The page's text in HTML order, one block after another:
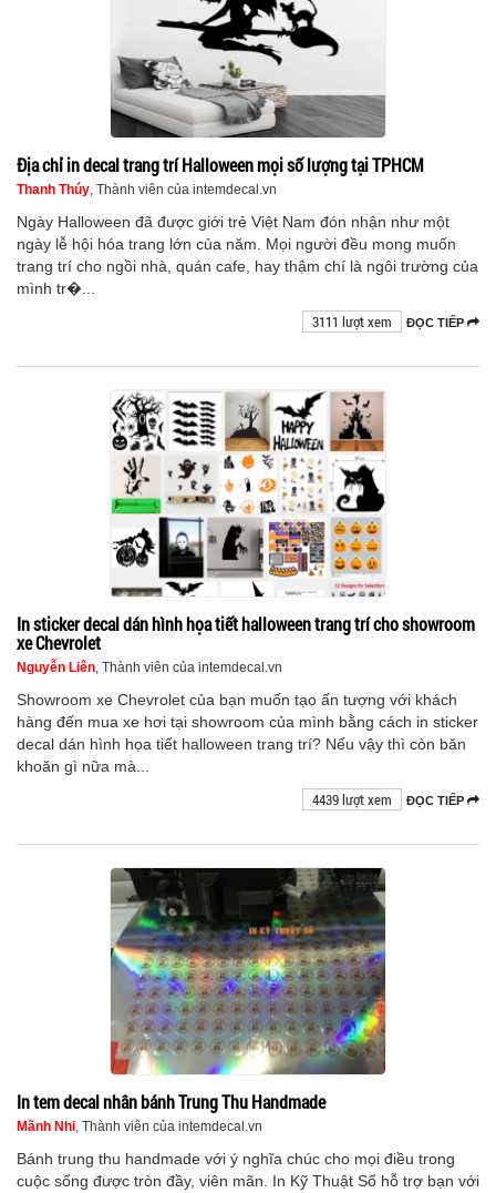
Địa chỉ in decal trang trí Halloween mọi số lượng tại TPHCM
Thanh Thúy, Thành viên của intemdecal.vn
Ngày Halloween đã được giới trẻ Việt Nam đón nhận như một
ngày lễ hội hóa trang lớn của năm. Mọi người đều mong muốn
trang trí cho ngồi nhà, quán cafe, hay thậm chí là ngôi trường của
mình tr�...
ĐỌC TIẾP
3111 lượt xem
In sticker decal dán hình họa tiết halloween trang trí cho showroom
xe Chevrolet
Nguyễn Liên, Thành viên của intemdecal.vn
Showroom xe Chevrolet của bạn muốn tạo ấn tượng với khách
hàng đến mua xe hơi tại showroom của mình bằng cách in sticker
decal dán hình họa tiết halloween trang trí? Nếu vậy thì còn băn
khoăn gì nữa mà...
ĐỌC TIẾP
4439 lượt xem
In tem decal nhân bánh Trung Thu Handmade
Mãnh Nhi, Thành viên của intemdecal.vn
Bánh trung thu handmade với ý nghĩa chúc cho mọi điều trong
cuộc sống được tròn đầy, viên mãn. In Kỹ Thuật Số hỗ trợ bạn với